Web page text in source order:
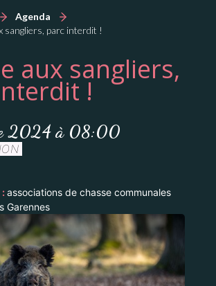
Agenda
sangliers, parc interdit !
aux sangliers,
!
2024 à 08:00
:associations de chasse communales
Garennes